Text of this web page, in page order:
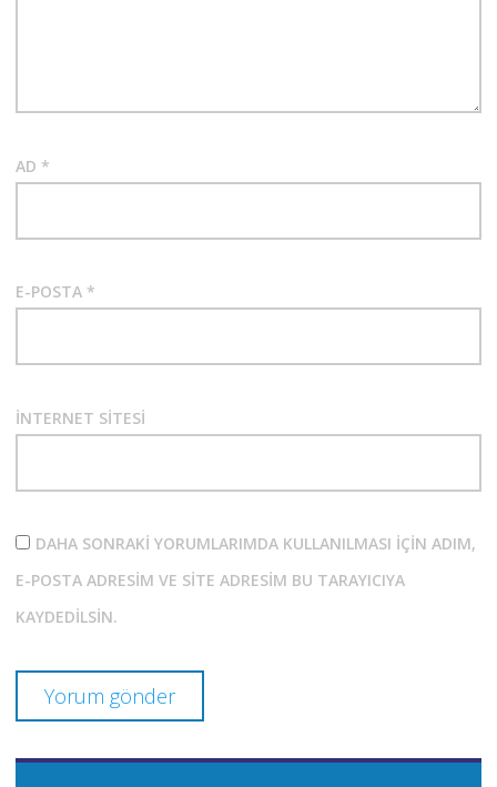
AD *
E-POSTA *
İNTERNET SITESI
DAHA SONRAKI YORUMLARIMDA KULLANILMASI IÇIN ADIM,
E-POSTA ADRESIM VE SITE ADRESIM BU TARAYICIYA
KAYDEDILSIN.